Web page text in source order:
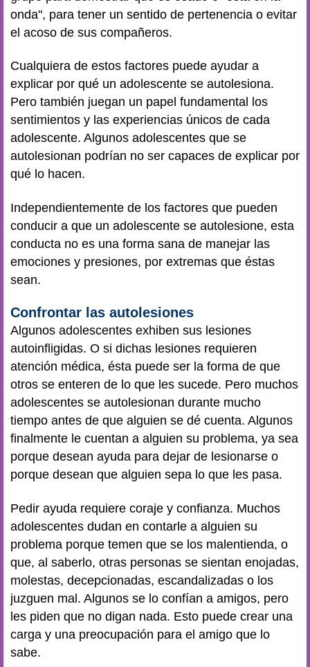
onda", para tener un sentido de pertenencia o evitar
el acoso de sus compañeros.
Cualquiera de estos factores puede ayudar a
explicar por qué un adolescente se autolesiona.
Pero también juegan un papel fundamental los
sentimientos y las experiencias únicos de cada
adolescente. Algunos adolescentes que se
autolesionan podrían no ser capaces de explicar por
qué lo hacen.
Independientemente de los factores que pueden
conducir a que un adolescente se autolesione, esta
conducta no es una forma sana de manejar las
emociones y presiones, por extremas que éstas
sean.
Confrontar las autolesiones
Algunos adolescentes exhiben sus lesiones
autoinfligidas. O si dichas lesiones requieren
atención médica, ésta puede ser la forma de que
otros se enteren de lo que les sucede. Pero muchos
adolescentes se autolesionan durante mucho
tiempo antes de que alguien se dé cuenta. Algunos
finalmente le cuentan a alguien su problema, ya sea
porque desean ayuda para dejar de lesionarse o
porque desean que alguien sepa lo que les pasa.
Pedir ayuda requiere coraje y confianza. Muchos
adolescentes dudan en contarle a alguien su
problema porque temen que se los malentienda, o
que, al saberlo, otras personas se sientan enojadas,
molestas, decepcionadas, escandalizadas o los
juzguen mal. Algunos se lo confían a amigos, pero
les piden que no digan nada. Esto puede crear una
carga y una preocupación para el amigo que lo
sabe.